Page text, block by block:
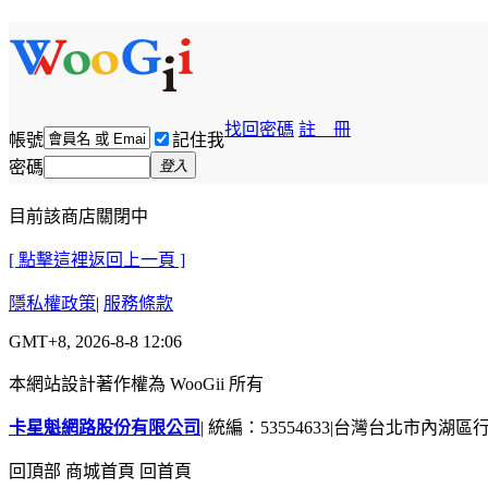
帳號 記住我
找回密碼 註 冊
密碼 登入
目前該商店關閉中
[ 點擊這裡返回上一頁 ]
隱私權政策| 服務條款
GMT+8, 2026-8-8 12:06
本網站設計著作權為 WooGii 所有
卡星魁網路股份有限公司 | 統編：53554633|台灣台北市內湖區
回頂部 商城首頁 回首頁